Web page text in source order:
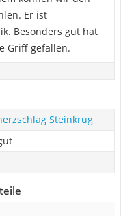
Er ist
Besonders gut hat
Griff gefallen.
Steinkrug